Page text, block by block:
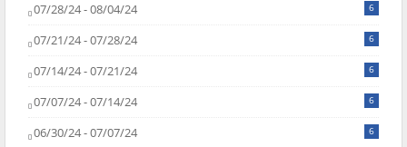
07/28/24 - 08/04/24 6
07/21/24 - 07/28/24 6
07/14/24 - 07/21/24 6
07/07/24 - 07/14/24 6
06/30/24 - 07/07/24 6